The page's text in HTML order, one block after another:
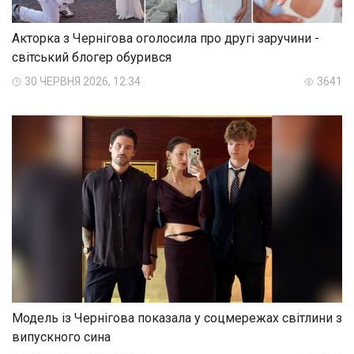
Акторка з Чернігова оголосила про другі заручини -
світський блогер обурився
30 ЧЕРВНЯ 2026, 12:34 3641
Модель із Чернігова показала у соцмережах світлини з
випускного сина